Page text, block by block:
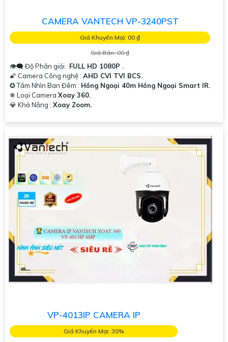
CAMERA VANTECH VP-3240PST
Giá Khuyến Mại: 00 ₫
Giá Bán: 00 ₫
👁️‍🗨 Độ Phân giải : FULL HD 1080P .
🌠 Camera Công nghệ : AHD CVI TVI BCS.
✪ Tầm Nhìn Ban Đêm : Hồng Ngoại 40m Hồng Ngoại Smart IR.
❄ Loại Camera Xoay 360.
️💎 Khả Năng : Xoay Zoom.
VP-4013IP CAMERA IP
Giá Khuyến Mại: 30%